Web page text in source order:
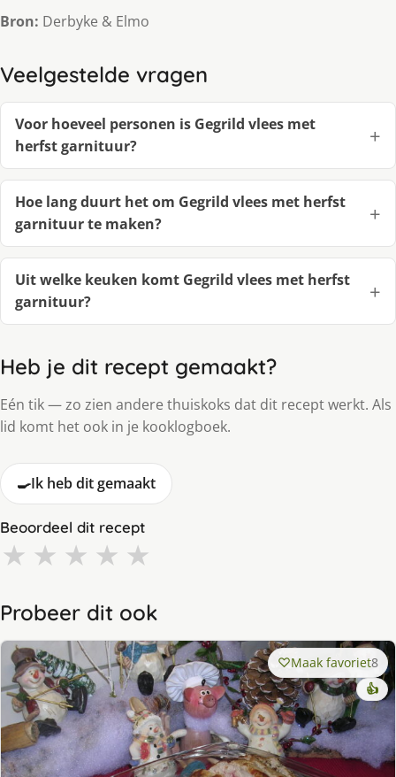
Bron: Derbyke & Elmo
Veelgestelde vragen
Voor hoeveel personen is Gegrild vlees met
herfst garnituur?
Hoe lang duurt het om Gegrild vlees met herfst
garnituur te maken?
Uit welke keuken komt Gegrild vlees met herfst
garnituur?
Heb je dit recept gemaakt?
Eén tik — zo zien andere thuiskoks dat dit recept werkt. Als
lid komt het ook in je kooklogboek.
🍳Ik heb dit gemaakt
Beoordeel dit recept
★ ★ ★ ★ ★
Probeer dit ook
Maak favoriet8
👍